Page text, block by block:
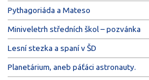
Pythagoriáda a Mateso
Miniveletrh středních škol – pozvánka
Lesní stezka a spaní v ŠD
Planetárium, aneb páťáci astronauty.